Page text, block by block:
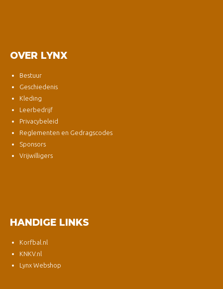
OVER LYNX
Bestuur
Geschiedenis
Kleding
Leerbedrijf
Privacybeleid
Reglementen en Gedragscodes
Sponsors
Vrijwilligers
HANDIGE LINKS
Korfbal.nl
KNKV.nl
Lynx Webshop